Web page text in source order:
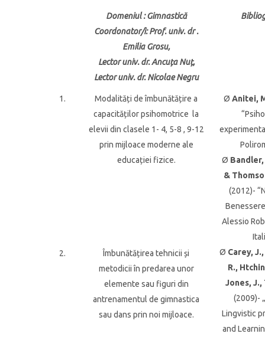
Domeniul: Gimnastică
Coordonator/i: Prof. univ. dr .
Emilia Grosu,
Lector univ. dr. Ancuța Nuț,
Lector univ. dr. Nicolae Negru
1.
Modalități de îmbunătățire a
capacităților psihomotrice la
elevii din clasele 1- 4, 5-8 , 9-12
prin mijloace moderne ale
educației fizice.
Ø Anitei,
Ø
&
(2012)-
Alessio
Ø Carey,
R.,
Jones, J.,
(2009)-
Lingvistic
and
2.
Îmbunătățirea tehnicii și
metodicii în predarea unor
elemente sau figuri din
antrenamentul de gimnastica
sau dans prin noi mijloace.